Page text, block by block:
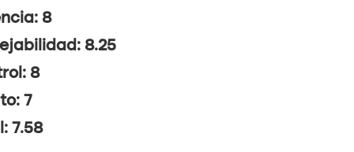
8
8.25
8
7
7.58